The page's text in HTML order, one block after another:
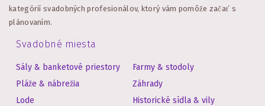
kategórií svadobných profesionálov, ktorý vám pomôže začať s
plánovaním.
Svadobné miesta
Sály & banketové priestory
Pláže & nábrežia
Lode
Farmy & stodoly
Záhrady
Historické sídla & vily